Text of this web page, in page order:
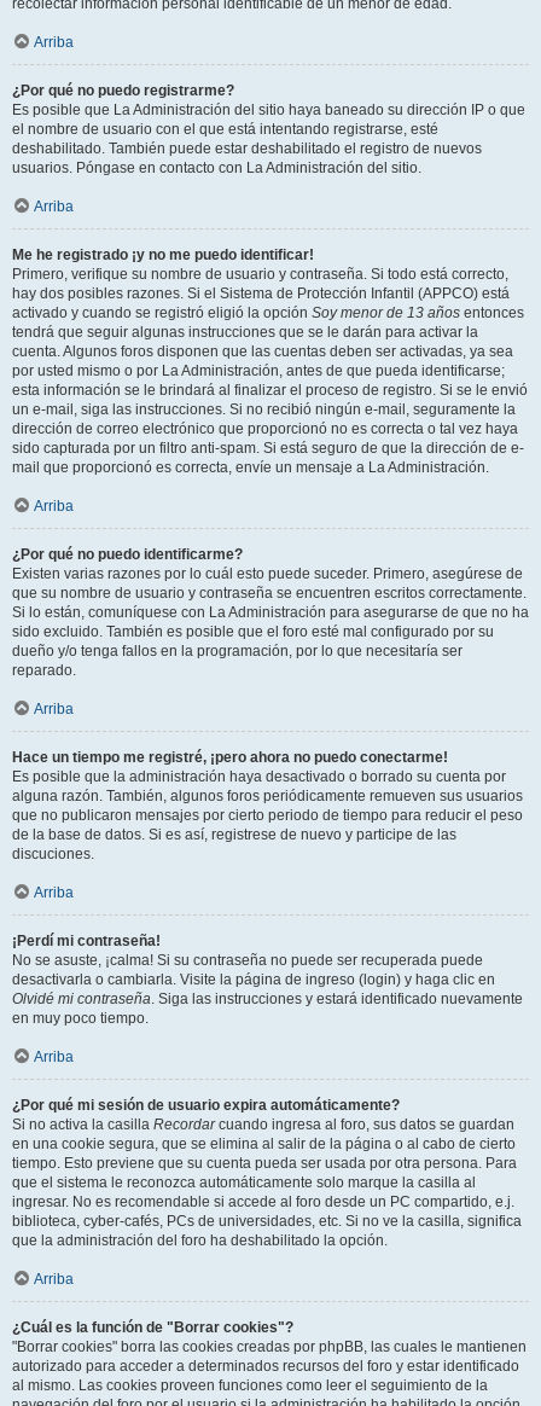
recolectar información personal identificable de un menor de edad.
Arriba
¿Por qué no puedo registrarme?
Es posible que La Administración del sitio haya baneado su dirección IP o que
el nombre de usuario con el que está intentando registrarse, esté
deshabilitado. También puede estar deshabilitado el registro de nuevos
usuarios. Póngase en contacto con La Administración del sitio.
Arriba
Me he registrado ¡y no me puedo identificar!
Primero, verifique su nombre de usuario y contraseña. Si todo está correcto,
hay dos posibles razones. Si el Sistema de Protección Infantil (APPCO) está
activado y cuando se registró eligió la opción Soy menor de 13 años entonces
tendrá que seguir algunas instrucciones que se le darán para activar la
cuenta. Algunos foros disponen que las cuentas deben ser activadas, ya sea
por usted mismo o por La Administración, antes de que pueda identificarse;
esta información se le brindará al finalizar el proceso de registro. Si se le envió
un e-mail, siga las instrucciones. Si no recibió ningún e-mail, seguramente la
dirección de correo electrónico que proporcionó no es correcta o tal vez haya
sido capturada por un filtro anti-spam. Si está seguro de que la dirección de e-
mail que proporcionó es correcta, envíe un mensaje a La Administración.
Arriba
¿Por qué no puedo identificarme?
Existen varias razones por lo cuál esto puede suceder. Primero, asegúrese de
que su nombre de usuario y contraseña se encuentren escritos correctamente.
Si lo están, comuníquese con La Administración para asegurarse de que no ha
sido excluido. También es posible que el foro esté mal configurado por su
dueño y/o tenga fallos en la programación, por lo que necesitaría ser
reparado.
Arriba
Hace un tiempo me registré, ¡pero ahora no puedo conectarme!
Es posible que la administración haya desactivado o borrado su cuenta por
alguna razón. También, algunos foros periódicamente remueven sus usuarios
que no publicaron mensajes por cierto periodo de tiempo para reducir el peso
de la base de datos. Si es así, registrese de nuevo y participe de las
discuciones.
Arriba
¡Perdí mi contraseña!
No se asuste, ¡calma! Si su contraseña no puede ser recuperada puede
desactivarla o cambiarla. Visite la página de ingreso (login) y haga clic en
Olvidé mi contraseña. Siga las instrucciones y estará identificado nuevamente
en muy poco tiempo.
Arriba
¿Por qué mi sesión de usuario expira automáticamente?
Si no activa la casilla Recordarcuando ingresa al foro, sus datos se guardan
en una cookie segura, que se elimina al salir de la página o al cabo de cierto
tiempo. Esto previene que su cuenta pueda ser usada por otra persona. Para
que el sistema le reconozca automáticamente solo marque la casilla al
ingresar. No es recomendable si accede al foro desde un PC compartido, e.j.
biblioteca, cyber-cafés, PCs de universidades, etc. Si no ve la casilla, significa
que la administración del foro ha deshabilitado la opción.
Arriba
¿Cuál es la función de "Borrar cookies"?
"Borrar cookies" borra las cookies creadas por phpBB, las cuales le mantienen
autorizado para acceder a determinados recursos del foro y estar identificado
al mismo. Las cookies proveen funciones como leer el seguimiento de la